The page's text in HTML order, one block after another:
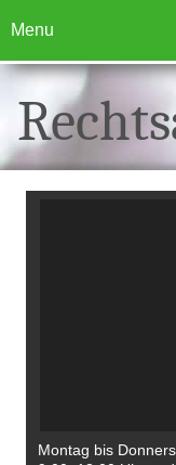
Menu
START
Montag bis